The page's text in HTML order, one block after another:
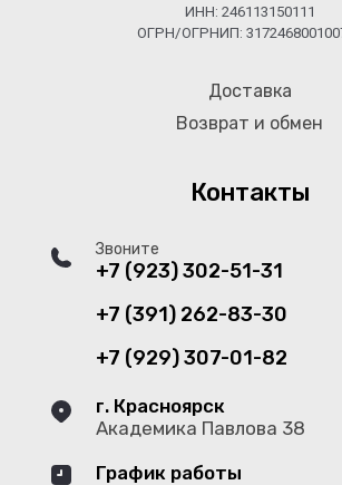
ИНН: 246113150111
ОГРН/ОГРНИП:
Доставка
Возврат и обмен
Контакты
Звоните
+7 (923) 302-51-31
+7 (391) 262-83-30
+7 (929) 307-01-82
г. Красноярск
Академика Павлова 38
График работы